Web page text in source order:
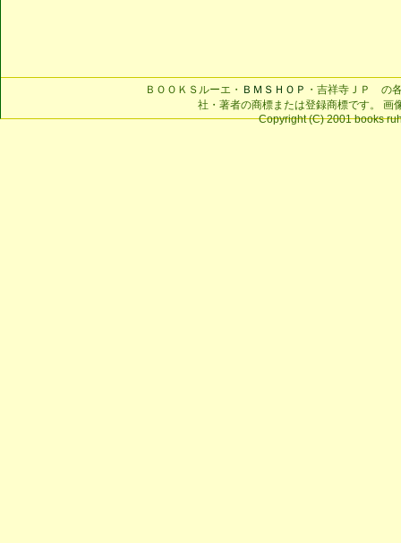
ＢＯＯＫＳルーエ・ ＢＭＳＨＯＰ ・吉祥寺ＪＰ の
社・著者の商標または登録商標です。 画
Copyright (C) 2001 books